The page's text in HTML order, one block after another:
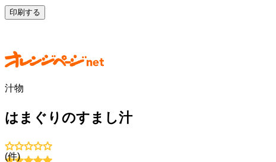
印刷する
汁物
はまぐりのすまし汁
(件)